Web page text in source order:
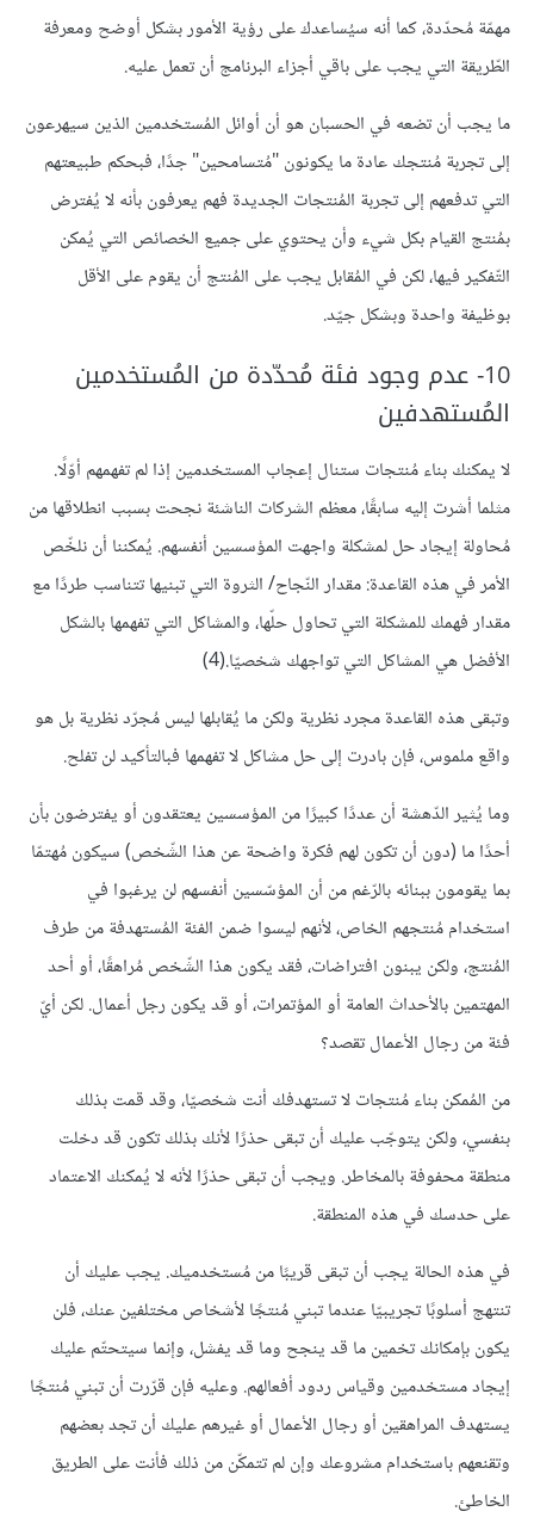
مهمّة مُحدّدة، كما أنه سيُساعدك على رؤية الأمور بشكل أوضح ومعرفة
الطّريقة التي يجب على باقي أجزاء البرنامج أن تعمل عليه.
ما يجب أن تضعه في الحسبان هو أن أوائل المُستخدمين الذين سيهرعون
إلى تجربة مُنتجك عادة ما يكونون "مُتسامحين" جدًا، فبحكم طبيعتهم
التي تدفعهم إلى تجربة المُنتجات الجديدة فهم يعرفون بأنه لا يُفترض
بمُنتج القيام بكل شيء وأن يحتوي على جميع الخصائص التي يُمكن
التّفكير فيها، لكن في المُقابل يجب على المُنتج أن يقوم على الأقل
بوظيفة واحدة وبشكل جيّد.
10- عدم وجود فئة مُحدّدة من المُستخدمين
المُستهدفين
لا يمكنك بناء مُنتجات ستنال إعجاب المستخدمين إذا لم تفهمهم أوّلًا.
مثلما أشرت إليه سابقًا، معظم الشركات الناشئة نجحت بسبب انطلاقها من
مُحاولة إيجاد حل لمشكلة واجهت المؤسسين أنفسهم. يُمكننا أن نلخّص
الأمر في هذه القاعدة: مقدار النّجاح/ الثروة التي تبنيها تتناسب طردًا مع
مقدار فهمك للمشكلة التي تحاول حلّها، والمشاكل التي تفهمها بالشكل
الأفضل هي المشاكل التي تواجهك شخصيّا.(4)
وتبقى هذه القاعدة مجرد نظرية ولكن ما يُقابلها ليس مُجرّد نظرية بل هو
واقع ملموس، فإن بادرت إلى حل مشاكل لا تفهمها فبالتأكيد لن تفلح.
وما يُثير الدّهشة أن عددًا كبيرًا من المؤسسين يعتقدون أو يفترضون بأن
أحدًا ما (دون أن تكون لهم فكرة واضحة عن هذا الشّخص) سيكون مُهتمّا
بما يقومون ببنائه بالرّغم من أن المؤسّسين أنفسهم لن يرغبوا في
استخدام مُنتجهم الخاص، لأنهم ليسوا ضمن الفئة المُستهدفة من طرف
المُنتج، ولكن يبنون افتراضات، فقد يكون هذا الشّخص مُراهقًا، أو أحد
المهتمين بالأحداث العامة أو المؤتمرات، أو قد يكون رجل أعمال. لكن أيّ
فئة من رجال الأعمال تقصد؟
من المُمكن بناء مُنتجات لا تستهدفك أنت شخصيّا، وقد قمت بذلك
بنفسي، ولكن يتوجّب عليك أن تبقى حذرًا لأنك بذلك تكون قد دخلت
منطقة محفوفة بالمخاطر. ويجب أن تبقى حذرًا لأنه لا يُمكنك الاعتماد
على حدسك في هذه المنطقة.
في هذه الحالة يجب أن تبقى قريبًا من مُستخدميك. يجب عليك أن
تنتهج أسلوبًا تجريبيّا عندما تبني مُنتجًا لأشخاص مختلفين عنك، فلن
يكون بإمكانك تخمين ما قد ينجح وما قد يفشل، وإنما سيتحتّم عليك
إيجاد مستخدمين وقياس ردود أفعالهم. وعليه فإن قرّرت أن تبني مُنتجًا
يستهدف المراهقين أو رجال الأعمال أو غيرهم عليك أن تجد بعضهم
وتقنعهم باستخدام مشروعك وإن لم تتمكّن من ذلك فأنت على الطريق
الخاطئ.